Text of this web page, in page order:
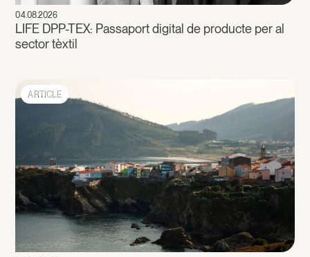
04.08.2026
LIFE DPP-TEX: Passaport digital de producte per al
sector tèxtil
ARTICLE